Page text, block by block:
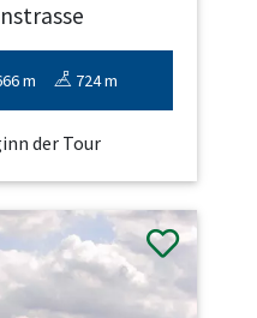
m 724 m
der Tour